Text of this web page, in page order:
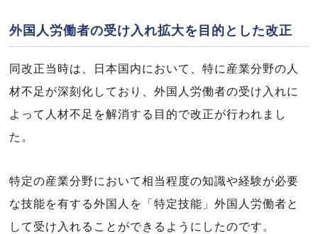
外国人労働者の受け入れ拡大を目的とした改正
同改正当時は、日本国内において、特に産業分野の人
材不足が深刻化しており、外国人労働者の受け入れに
よって人材不足を解消する目的で改正が行われまし
た。
特定の産業分野において相当程度の知識や経験が必要
な技能を有する外国人を「特定技能」外国人労働者と
して受け入れることができるようにしたのです。